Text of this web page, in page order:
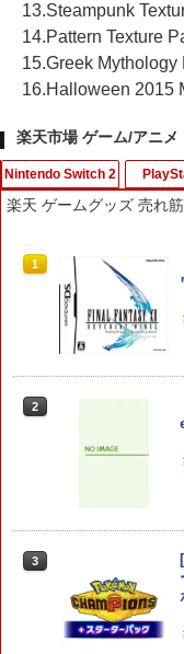
13.Steampunk
14.Pattern Texture
15.Greek Mythology
16.Halloween 2015
楽天市場 ゲーム/アニメ
Nintendo Switch 2
1
2
3
1
2
楽天 ゲームグッズ 売れ
1
2
3